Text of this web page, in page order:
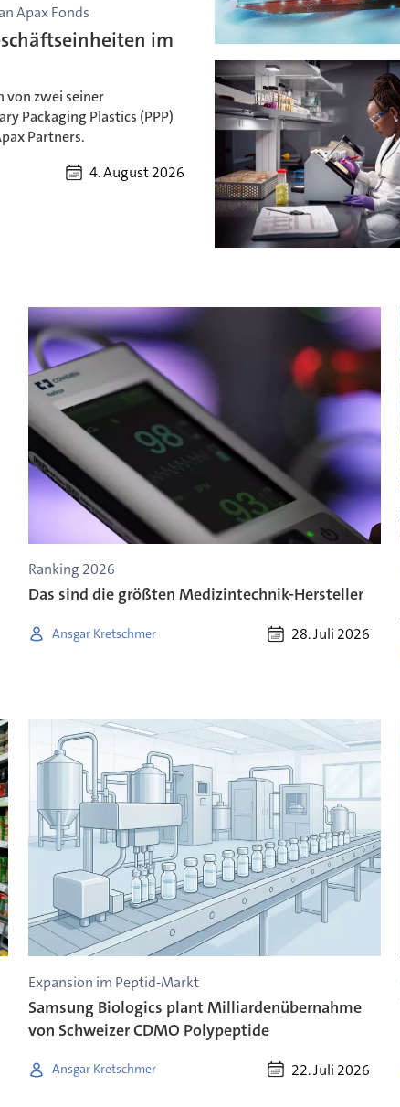
Apax Fonds
im
von zwei seiner
Packaging Plastics (PPP)
Partners.
4. August 2026
Ranking 2026
Das sind die größten Medizintechnik-Hersteller
Ansgar Kretschmer 28. Juli 2026
Expansion im Peptid-Markt
Samsung Biologics plant Milliardenübernahme
von Schweizer CDMO Polypeptide
Ansgar Kretschmer 22. Juli 2026